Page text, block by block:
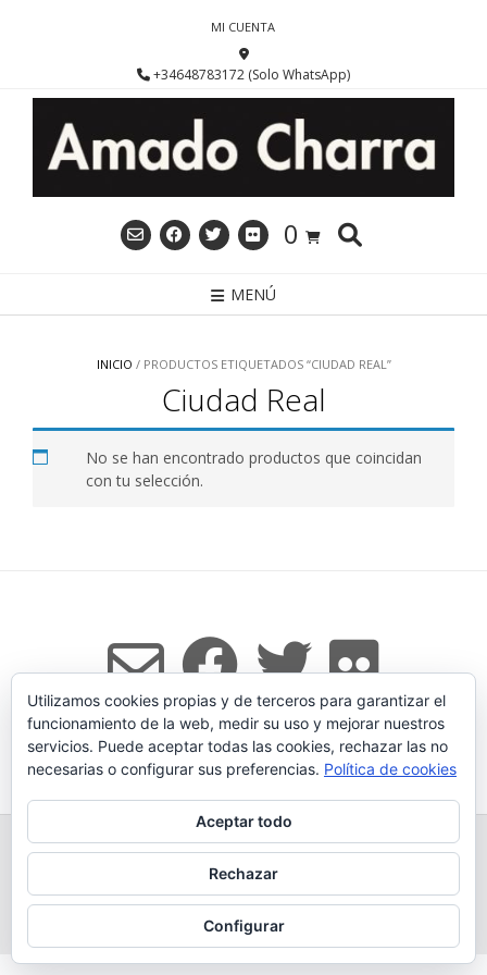
MI CUENTA
+34648783172 (Solo WhatsApp)
0
MENÚ
INICIO / PRODUCTOS ETIQUETADOS “CIUDAD REAL”
Ciudad Real
No se han encontrado productos que coincidan
con tu selección.
Tema:Voguede Kaira
TODOS LOS PRODUCTOS LEGADO
QUESERÍA
GANADERÍA PROPIA
CONDICIONES DE COMPRA
AVISO LEGAL Y POLÍTICA DE PRIVACIDAD
POLÍTICA DE COOKIES
MÁS INFORMACIÓN SOBRE LAS COOKIES
Utilizamos cookies propias y de terceros para garantizar el
funcionamiento de la web, medir su uso y mejorar nuestros
servicios. Puede aceptar todas las cookies, rechazar las no
necesarias o configurar sus preferencias. Política de cookies
Aceptar todo
Rechazar
Configurar